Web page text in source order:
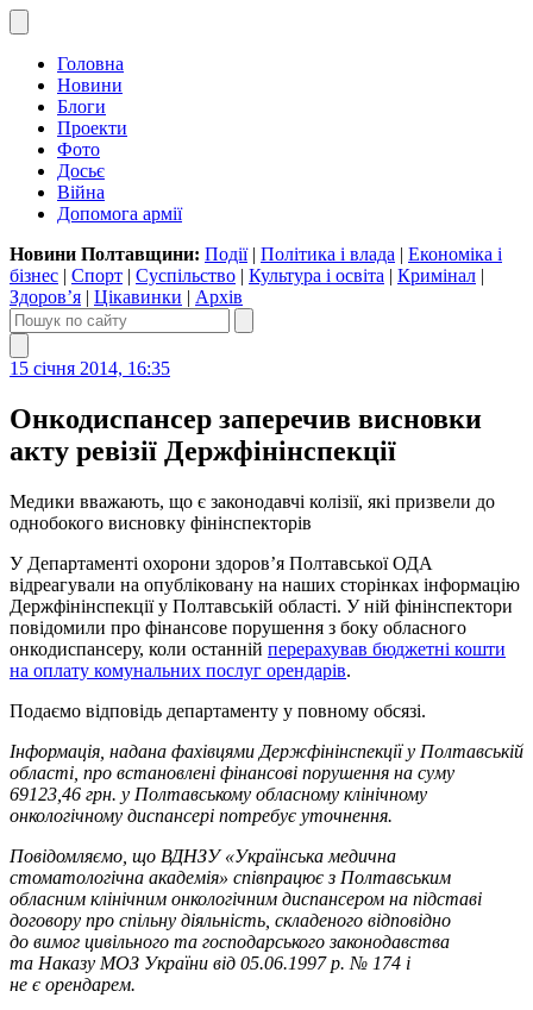
Головна
Новини
Блоги
Проекти
Фото
Досьє
Війна
Допомога армії
Новини Полтавщини: Події| Політика і влада | Економіка і
бізнес | Спорт | Суспільство | Культура і освіта | Кримінал |
Здоров’я | Цікавинки | Архів
15 січня 2014, 16:35
Онкодиспансер заперечив висновки
акту ревізії Держфінінспекції
Медики вважають, що є законодавчі колізії, які призвели до
однобокого висновку фінінспекторів
У Департаменті охорони здоров’я Полтавської ОДА
відреагували на опубліковану на наших сторінках інформацію
Держфінінспекції у Полтавській області. У ній фінінспектори
повідомили про фінансове порушення з боку обласного
онкодиспансеру, коли останній перерахував бюджетні кошти
на оплату комунальних послуг орендарів.
Подаємо відповідь департаменту у повному обсязі.
Інформація, надана фахівцями Держфінінспекції у Полтавській
області, про встановлені фінансові порушення на суму
69123,46 грн. у Полтавському обласному клінічному
онкологічному диспансері потребує уточнення.
Повідомляємо, що ВДНЗУ «Українська медична
стоматологічна академія» співпрацює з Полтавським
обласним клінічним онкологічним диспансером на підставі
договору про спільну діяльність, складеного відповідно
до вимог цивільного та господарського законодавства
та Наказу МОЗ України від 05.06.1997 р. № 174 і
не є орендарем.